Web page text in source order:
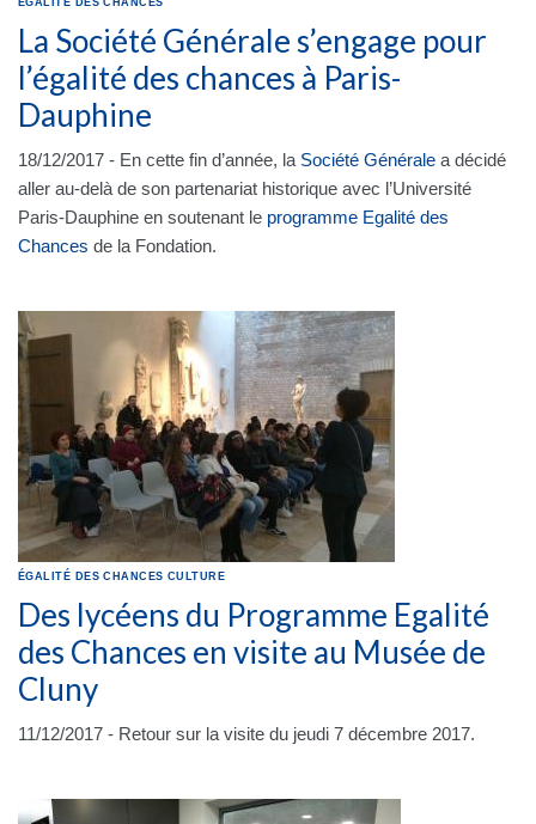
ÉGALITÉ DES CHANCES
La Société Générale s’engage pour
l’égalité des chances à Paris-
Dauphine
18/12/2017 - En cette fin d’année, la Société Générale a décidé
aller au-delà de son partenariat historique avec l’Université
Paris-Dauphine en soutenant le programme Egalité des
Chances de la Fondation.
ÉGALITÉ DES CHANCES CULTURE
Des lycéens du Programme Egalité
des Chances en visite au Musée de
Cluny
11/12/2017 - Retour sur la visite du jeudi 7 décembre 2017.